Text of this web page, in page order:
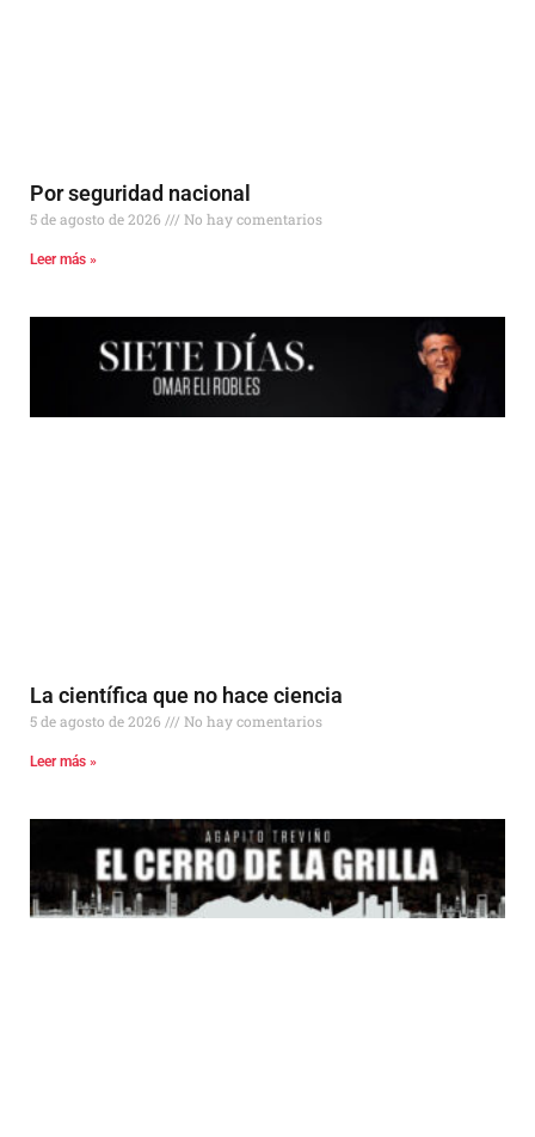
Por seguridad nacional
5 de agosto de 2026 No hay comentarios
Leer más »
La científica que no hace ciencia
5 de agosto de 2026 No hay comentarios
Leer más »